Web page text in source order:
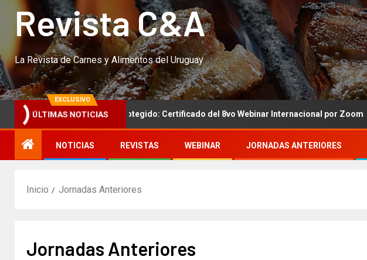
Revista C&A
La Revista de Carnes y Alimentos del Uruguay
EXCLUSIVO
ÚLTIMAS NOTICIASProtegido: Certificado del 8vo Webinar Internacional por Zoom
NOTICIAS REVISTAS WEBINAR JORNADAS ANTERIORES
Inicio Jornadas Anteriores
Jornadas Anteriores